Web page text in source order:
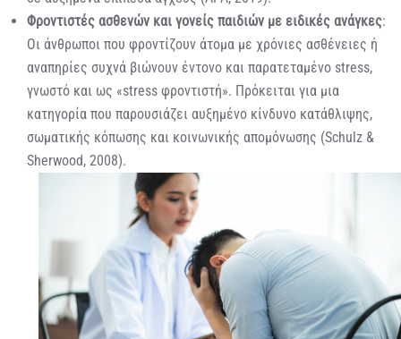
Φροντιστές ασθενών και γονείς παιδιών με ειδικές ανάγκες:
Οι άνθρωποι που φροντίζουν άτομα με χρόνιες ασθένειες ή
αναπηρίες συχνά βιώνουν έντονο και παρατεταμένο stress,
γνωστό και ως «stress φροντιστή». Πρόκειται για μια
κατηγορία που παρουσιάζει αυξημένο κίνδυνο κατάθλιψης,
σωματικής κόπωσης και κοινωνικής απομόνωσης (Schulz &
Sherwood, 2008).